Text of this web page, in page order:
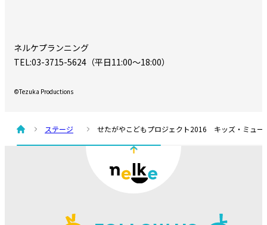
ネルケプランニング
TEL:03-3715-5624（平日11:00～18:00）
©Tezuka Productions
ステージ せたがやこどもプロジェクト2016 キッズ・ミュー